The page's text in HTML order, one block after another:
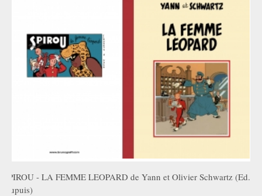
SPIROU - LA FEMME LEOPARD de Yann et Olivier Schwartz (Ed.
Dupuis)